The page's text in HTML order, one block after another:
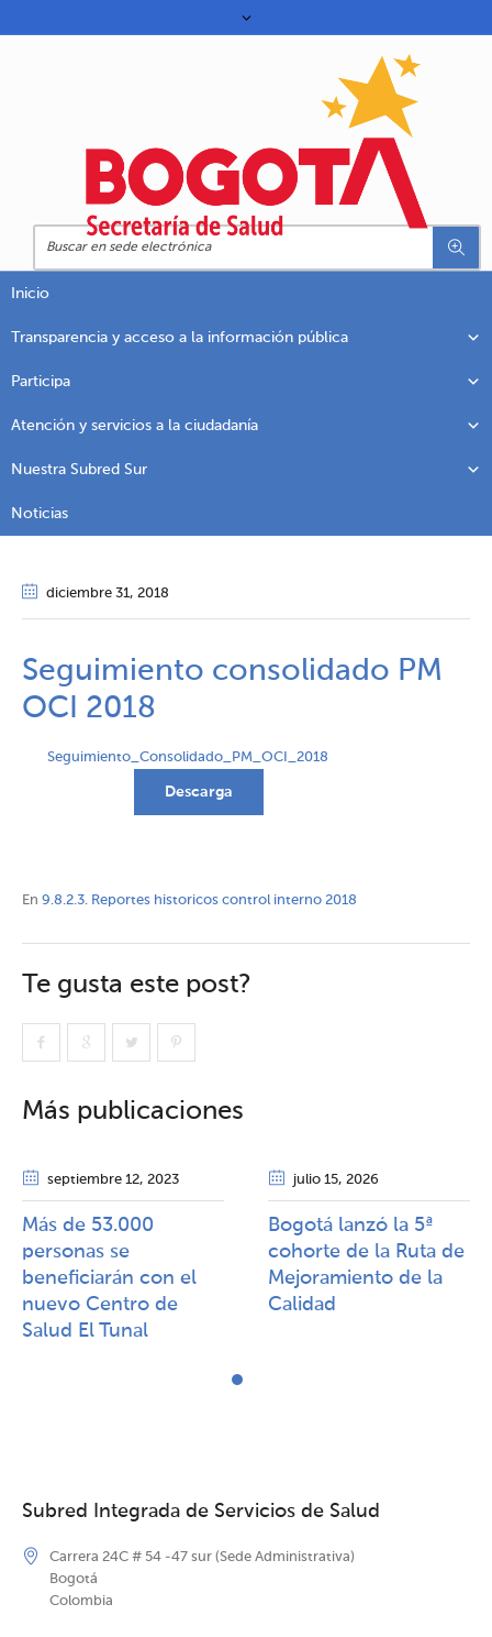
Inicio
Transparencia y acceso a la información pública
Participa
Atención y servicios a la ciudadanía
Nuestra Subred Sur
Noticias
diciembre 31, 2018
Seguimiento consolidado PM
OCI 2018
Seguimiento_Consolidado_PM_OCI_2018
Descarga
En 9.8.2.3. Reportes historicos control interno 2018
Te gusta este post?
Más publicaciones
septiembre 12, 2023
Más de 53.000
personas se
beneficiarán con el
nuevo Centro de
Salud El Tunal
julio 15, 2026
Bogotá lanzó la 5ª
cohorte de la Ruta de
Mejoramiento de la
Calidad​​
Subred Integrada de Servicios de Salud
Carrera 24C # 54 -47 sur (Sede Administrativa)
Bogotá
Colombia